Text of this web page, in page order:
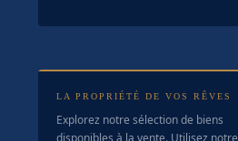
LA PROPRIÉTÉ DE VOS RÊVES
Explorez notre sélection de biens
disponibles à la vente. Utilisez notre